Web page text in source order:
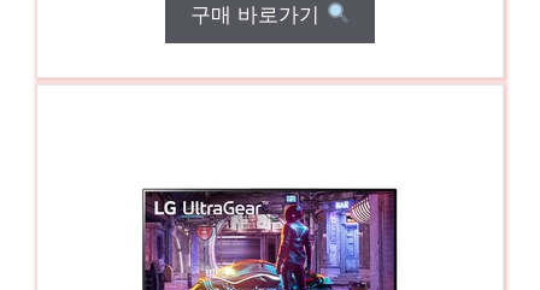
구매 바로가기